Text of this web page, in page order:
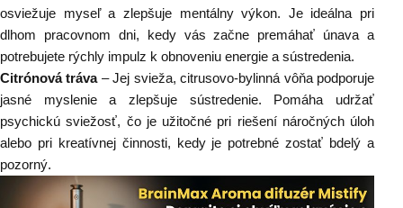
osviežuje myseľ a zlepšuje mentálny výkon. Je ideálna pri
dlhom pracovnom dni, kedy vás začne premáhať únava a
potrebujete rýchly impulz k obnoveniu energie a sústredenia.
Citrónová tráva – Jej svieža, citrusovo-bylinná vôňa podporuje
jasné myslenie a zlepšuje sústredenie. Pomáha udržať
psychickú sviežosť, čo je užitočné pri riešení náročných úloh
alebo pri kreatívnej činnosti, kedy je potrebné zostať bdelý a
pozorný.